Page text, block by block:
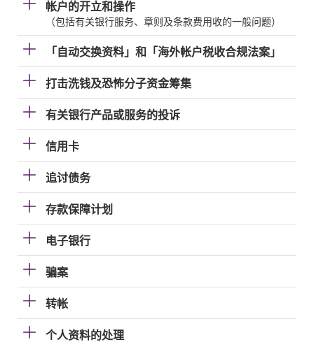
帐户的开立和操作
（包括有关银行服务、章则及条款费用收的一般问题）
「自动交换资料」和「海外帐户税收合规法案」
打击洗钱及恐怖分子资金筹集
有关银行产品或服务的投诉
信用卡
追讨债务
存款保障计划
电子银行
骗案
转帐
个人资料的处理